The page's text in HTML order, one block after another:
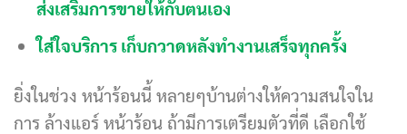
ส่งเสริมการขายให้กับตนเอง
ใส่ใจบริการ เก็บกวาดหลังทำงานเสร็จทุกครั้ง
ยิ่งในช่วง หน้าร้อนนี้ หลายๆบ้านต่างให้ความสนใจใน
การ ล้างแอร์ หน้าร้อน ถ้ามีการเตรียมตัวที่ดี เลือกใช้